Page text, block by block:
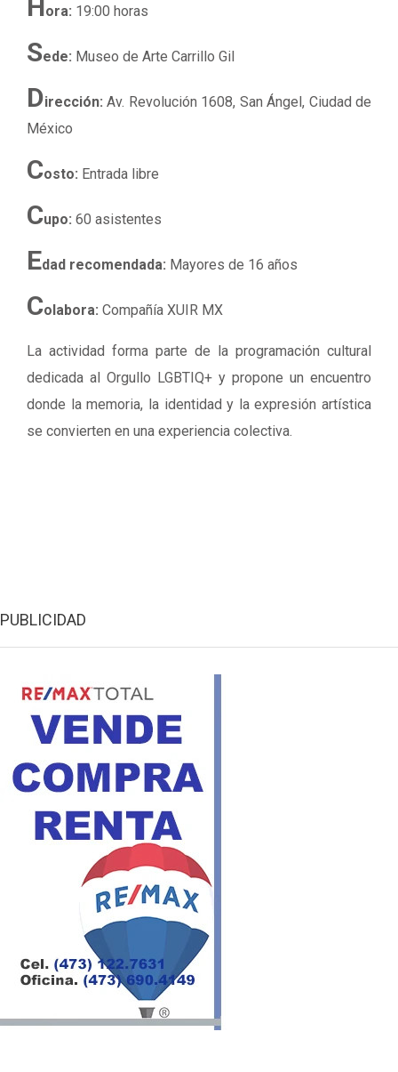
H ora: 19:00 horas
Sede: Museo de Arte Carrillo Gil
Dirección: Av. Revolución 1608, San Ángel, Ciudad de
México
Costo: Entrada libre
Cupo: 60 asistentes
Edad recomendada: Mayores de 16 años
Colabora: Compañía XUIR MX
La actividad forma parte de la programación cultural
dedicada al Orgullo LGBTIQ+ y propone un encuentro
donde la memoria, la identidad y la expresión artística
se convierten en una experiencia colectiva.
PUBLICIDAD